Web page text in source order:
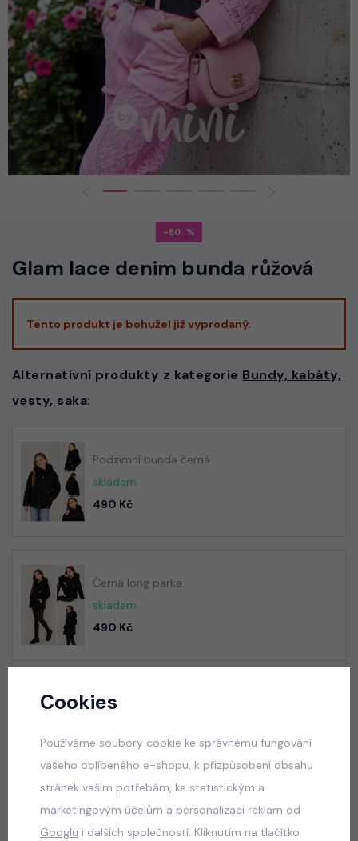
-80
Glam lace denim bunda růžová
Tento produkt je bohužel již vyprodaný.
Alternativní produkty z kategorie Bundy, kabáty,
vesty, saka:
Podzimní bunda černá
skladem
490 Kč
Černá long parka
skladem
490 Kč
School sako + sukně blue
690 Kč
Popis Jak vybrat správnou velikost?
Cookies
Používáme soubory cookie ke správnému fungování
vašeho oblíbeného e-shopu, k přizpůsobení obsahu
stránek vašim potřebám, ke statistickým a
marketingovým účelům a personalizaci reklam od
Googlu i dalších společností. Kliknutím na tlačítko